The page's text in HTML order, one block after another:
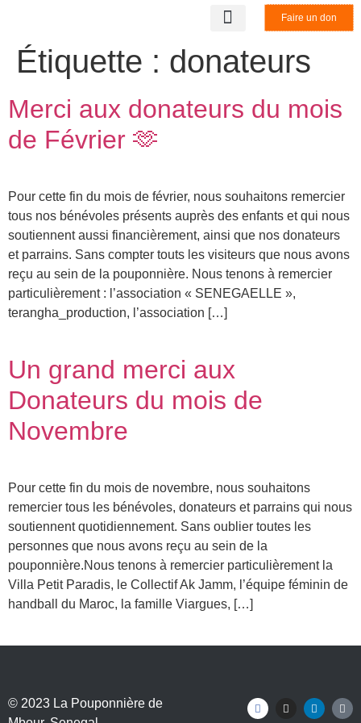
Faire un don
Étiquette : donateurs
Merci aux donateurs du mois
de Février 🫶
Pour cette fin du mois de février, nous souhaitons remercier
tous nos bénévoles présents auprès des enfants et qui nous
soutiennent aussi financièrement, ainsi que nos donateurs
et parrains. Sans compter touts les visiteurs que nous avons
reçu au sein de la pouponnière. Nous tenons à remercier
particulièrement : l’association « SENEGAELLE »,
terangha_production, l’association […]
Un grand merci aux
Donateurs du mois de
Novembre
Pour cette fin du mois de novembre, nous souhaitons
remercier tous les bénévoles, donateurs et parrains qui nous
soutiennent quotidiennement. Sans oublier toutes les
personnes que nous avons reçu au sein de la
pouponnière.Nous tenons à remercier particulièrement la
Villa Petit Paradis, le Collectif Ak Jamm, l’équipe féminin de
handball du Maroc, la famille Viargues, […]
© 2023 La Pouponnière de